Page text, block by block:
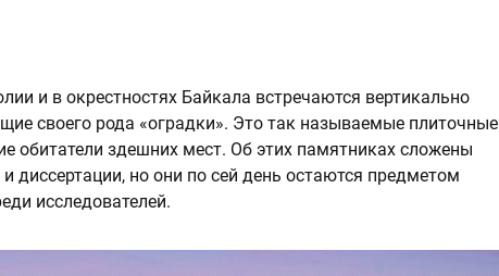
и в окрестностях Байкала встречаются вертикально
своего рода «оградки». Это так называемые плиточные
обитатели здешних мест. Об этих памятниках сложены
диссертации, но они по сей день остаются предметом
исследователей.